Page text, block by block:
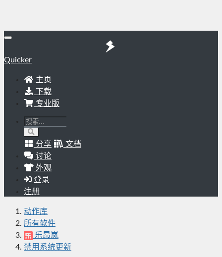
Quicker
主页
下载
专业版
分享
文档
讨论
外观
登录
注册
动作库
所有软件
乐昂岚
禁用系统更新